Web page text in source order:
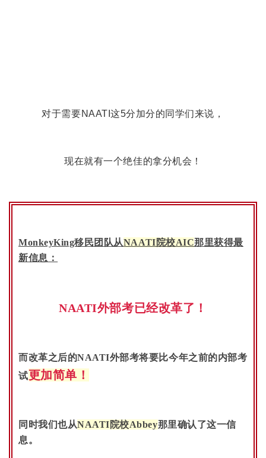
对于需要NAATI这5分加分的同学们来说，
现在就有一个绝佳的拿分机会！
MonkeyKing移民团队从NAATI院校AIC那里获得最
新信息：
NAATI外部考已经改革了！
而改革之后的NAATI外部考将要比今年之前的内部考
试更加简单！
同时我们也从NAATI院校Abbey那里确认了这一信
息。